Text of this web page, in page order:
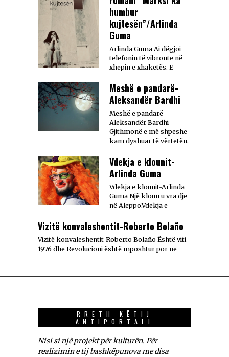
humbur
kujtesën”/Arlinda
Guma
Arlinda Guma Ai dëgjoi
telefonin të vibronte në
xhepin e xhaketës. E
Meshë e pandarë-
Aleksandër Bardhi
Meshë e pandarë-
Aleksandër Bardhi
Gjithmonë e më shpeshe
kam dyshuar të vërtetën.
Vdekja e klounit-
Arlinda Guma
Vdekja e klounit-Arlinda
Guma Një kloun u vra dje
në Aleppo.Vdekja e
Vizitë konvaleshentit-Roberto Bolaño
Vizitë konvaleshentit-Roberto Bolaño Është viti
1976 dhe Revolucioni është mposhtur por ne
RRETH KËTIJ
ANTIPORTALI
Nisi si një projekt për kulturën. Për
realizimin e tij bashkëpunova me disa